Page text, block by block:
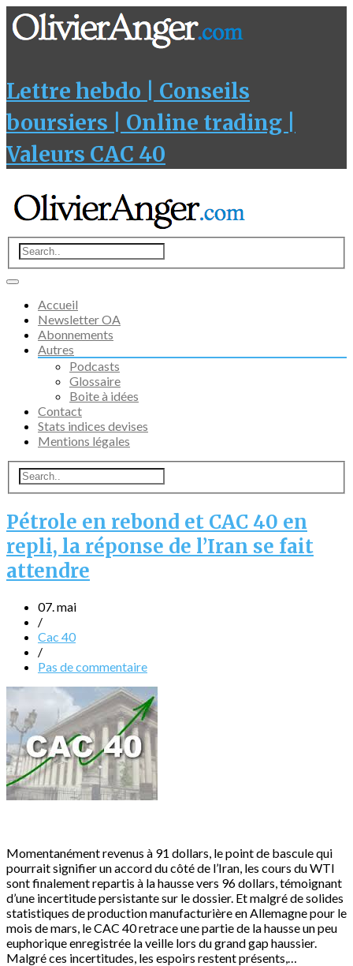
Lettre hebdo | Conseils
boursiers | Online trading |
Valeurs CAC 40
Accueil
Newsletter OA
Abonnements
Autres
Podcasts
Glossaire
Boite à idées
Contact
Stats indices devises
Mentions légales
Pétrole en rebond et CAC 40 en
repli, la réponse de l’Iran se fait
attendre
07. mai
/
Cac 40
/
Pas de commentaire
Momentanément revenus à 91 dollars, le point de bascule qui
pourrait signifier un accord du côté de l’Iran, les cours du WTI
sont finalement repartis à la hausse vers 96 dollars, témoignant
d’une incertitude persistante sur le dossier. Et malgré de solides
statistiques de production manufacturière en Allemagne pour le
mois de mars, le CAC 40 retrace une partie de la hausse un peu
euphorique enregistrée la veille lors du grand gap haussier.
Malgré ces incertitudes, les espoirs restent présents,…